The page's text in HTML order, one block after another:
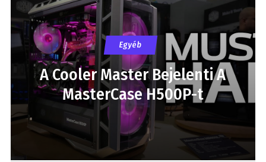
Egyéb
A Cooler Master Bejelenti A
MasterCase H500P-t